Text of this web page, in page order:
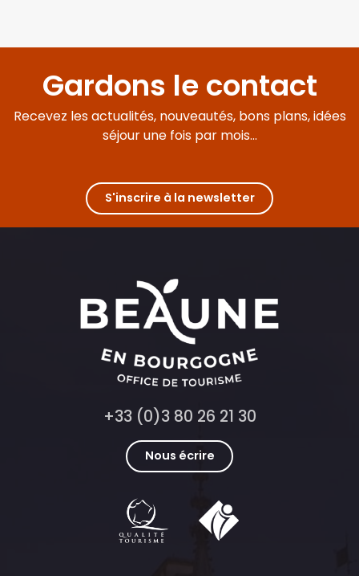
Gardons le contact
Recevez les actualités, nouveautés, bons plans, idées
séjour une fois par mois...
S'inscrire à la newsletter
+33 (0)3 80 26 21 30
Nous écrire